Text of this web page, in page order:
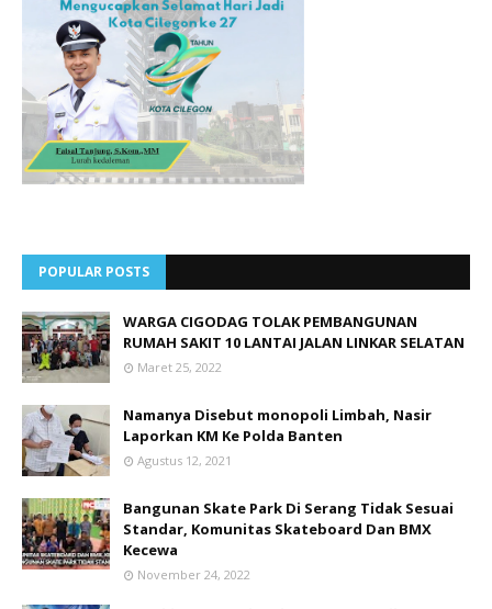
POPULAR POSTS
WARGA CIGODAG TOLAK PEMBANGUNAN
RUMAH SAKIT 10 LANTAI JALAN LINKAR SELATAN
Maret 25, 2022
Namanya Disebut monopoli Limbah, Nasir
Laporkan KM Ke Polda Banten
Agustus 12, 2021
Bangunan Skate Park Di Serang Tidak Sesuai
Standar, Komunitas Skateboard Dan BMX
Kecewa
November 24, 2022